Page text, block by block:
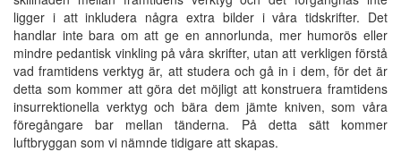
ligger i att inkludera några extra bilder i våra tidskrifter. Det
handlar inte bara om att ge en annorlunda, mer humorös eller
mindre pedantisk vinkling på våra skrifter, utan att verkligen förstå
vad framtidens verktyg är, att studera och gå in i dem, för det är
detta som kommer att göra det möjligt att konstruera framtidens
insurrektionella verktyg och bära dem jämte kniven, som våra
föregångare bar mellan tänderna. På detta sätt kommer
luftbryggan som vi nämnde tidigare att skapas.